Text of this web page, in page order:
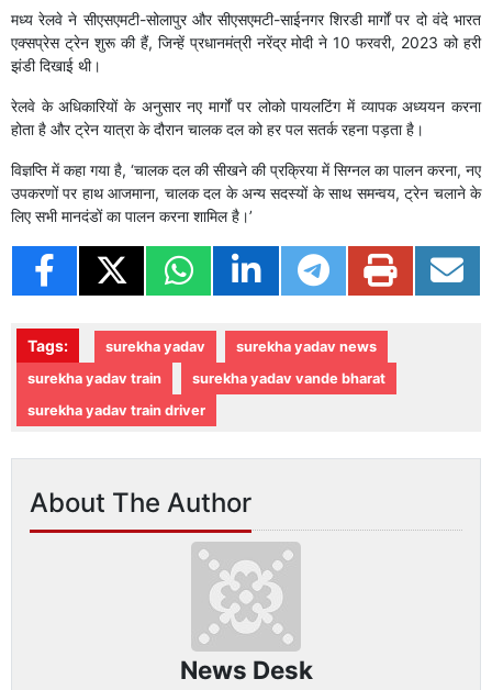
मध्य रेलवे ने सीएसएमटी-सोलापुर और सीएसएमटी-साईनगर शिरडी मार्गों पर दो वंदे भारत
एक्सप्रेस ट्रेन शुरू की हैं, जिन्हें प्रधानमंत्री नरेंद्र मोदी ने 10 फरवरी, 2023 को हरी
झंडी दिखाई थी।
रेलवे के अधिकारियों के अनुसार नए मार्गों पर लोको पायलटिंग में व्यापक अध्ययन करना
होता है और ट्रेन यात्रा के दौरान चालक दल को हर पल सतर्क रहना पड़ता है।
विज्ञप्ति में कहा गया है, ‘चालक दल की सीखने की प्रक्रिया में सिग्नल का पालन करना, नए
उपकरणों पर हाथ आजमाना, चालक दल के अन्य सदस्यों के साथ समन्वय, ट्रेन चलाने के
लिए सभी मानदंडों का पालन करना शामिल है।’
Tags: surekha yadav
surekha yadav news
surekha yadav train
surekha yadav vande bharat
surekha yadav train driver
About The Author
News Desk